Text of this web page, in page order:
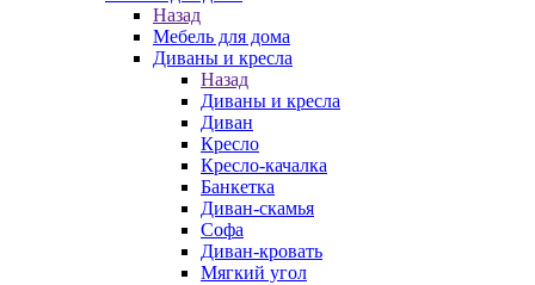
Назад
Мебель для дома
Диваны и кресла
Назад
Диваны и кресла
Диван
Кресло
Кресло-качалка
Банкетка
Диван-скамья
Софа
Диван-кровать
Мягкий угол